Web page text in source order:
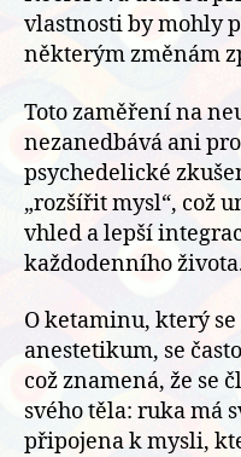
vlastnosti by mohly
některým změnám
Toto zaměření na
nezanedbává ani
psychedelické
„rozšířit mysl“, což
vhled a lepší
každodenního
O ketaminu, který
anestetikum, se
což znamená, že se
svého těla: ruka má
připojena k mysli,